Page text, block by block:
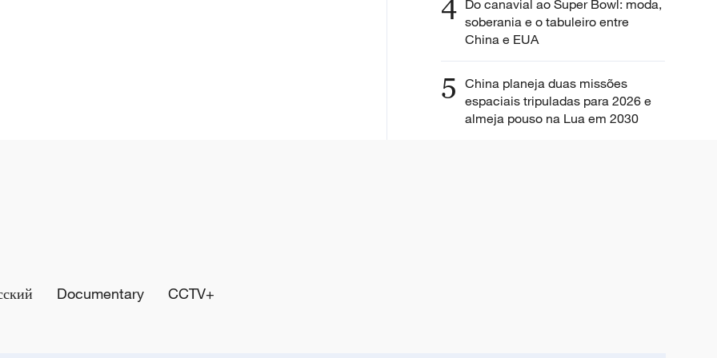
4 Do canavial ao Super Bowl: moda,
soberania e o tabuleiro entre
China e EUA
5 China planeja duas missões
espaciais tripuladas para 2026 e
almeja pouso na Lua em 2030
Documentary CCTV+